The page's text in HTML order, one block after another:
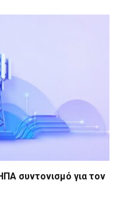
συντονισμό για τον